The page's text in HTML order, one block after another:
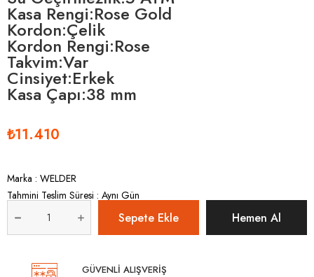
Kasa Rengi:Rose Gold
Kordon:Çelik
Kordon Rengi:Rose
Takvim:Var
Cinsiyet:Erkek
Kasa Çapı:38 mm
₺11.410
Marka : WELDER
Tahmini Teslim Süresi : Aynı Gün
GÜVENLİ ALIŞVERİŞ